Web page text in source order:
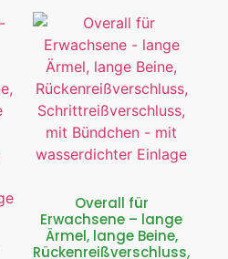
Overall für
Erwachsene – lange
Ärmel, lange Beine,
Rückenreißverschluss,